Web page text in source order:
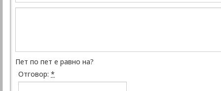
Пет по пет е равно на?
Отговор: *